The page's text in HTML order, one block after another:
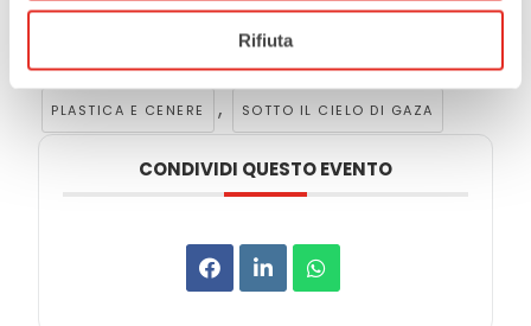
Rifiuta
Tags: ,
PLASTICA E CENERE , SOTTO IL CIELO DI GAZA
CONDIVIDI QUESTO EVENTO